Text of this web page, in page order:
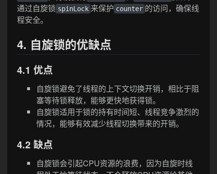
通过自旋锁 spinLock 来保护 counter 的访问，确保线
程安全。
4. 自旋锁的优缺点
4.1 优点
自旋锁避免了线程的上下文切换开销，相比于阻
塞等待锁释放，能够更快地获得锁。
自旋锁适用于锁的持有时间短、线程竞争激烈的
情况，能够有效减少线程切换带来的开销。
4.2 缺点
自旋锁会引起CPU资源的浪费，因为自旋时线